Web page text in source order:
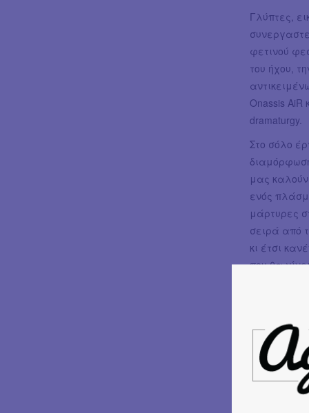
Γλύπτες,
φετινού
του ήχου,
Onassis AiR
dramaturgy.
Στο σόλο
μας
ενός
μάρτυρες
σειρά από
κι έτσι
που θα
κινητικό,
απόλαυση
και
πανόραμα
«αυτόν